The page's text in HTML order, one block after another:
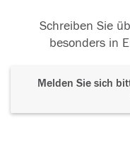
Schreiben Sie
besonders in
Melden Sie sich